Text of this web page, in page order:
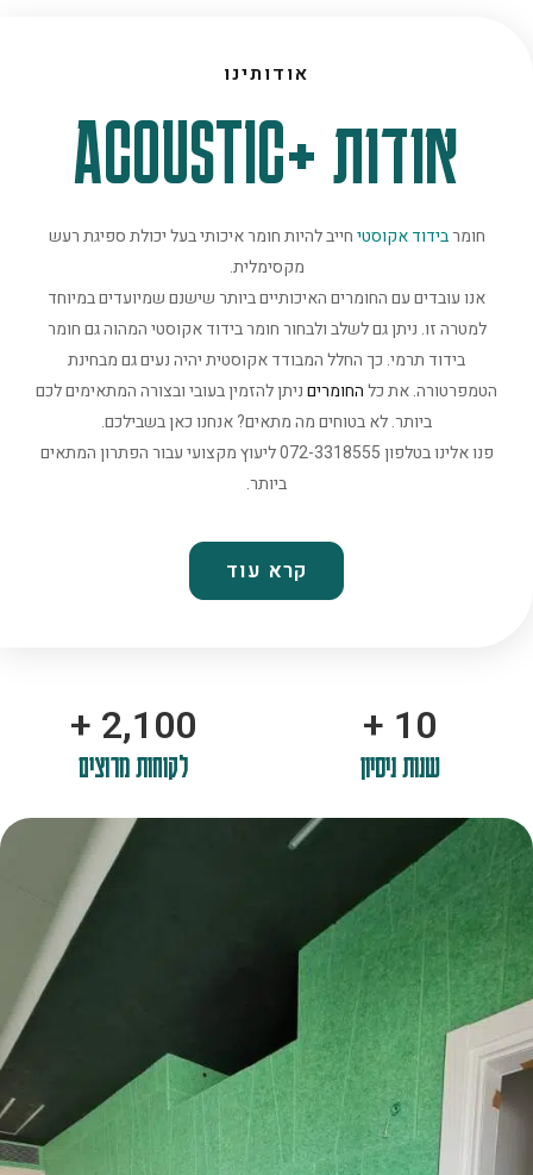
אודותינו
אודות +ACOUSTIC
חומרבידוד אקוסטיחייב להיות חומר איכותי בעל יכולת ספיגת רעש
מקסימלית.
אנו עובדים עם החומרים האיכותיים ביותר שישנם שמיועדים במיוחד
למטרה זו. ניתן גם לשלב ולבחור חומר בידוד אקוסטי המהוה גם חומר
בידוד תרמי. כך החלל המבודד אקוסטית יהיה נעים גם מבחינת
הטמפרטורה. את כלהחומריםניתן להזמין בעובי ובצורה המתאימים לכם
ביותר. לא בטוחים מה מתאים? אנחנו כאן בשבילכם.
פנו אלינו בטלפון 072-3318555 ליעוץ מקצועי עבור הפתרון המתאים
ביותר.
קרא עוד
10
+
שנות ניסיון
2,100
+
לקוחות מרוצים